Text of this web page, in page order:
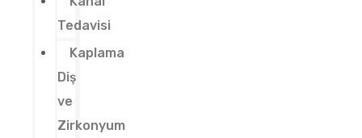
Tedavisi
Kaplama
Diş
ve
Zirkonyum